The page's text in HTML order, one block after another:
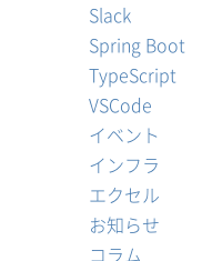
Slack
Spring Boot
TypeScript
VSCode
イベント
インフラ
エクセル
お知らせ
コラム